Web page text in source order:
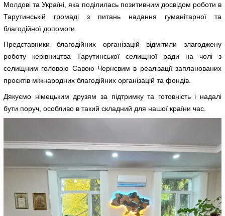
Молдові та Україні, яка поділилась позитивним досвідом роботи в
Тарутинській громаді з питань надання гуманітарної та
благодійної допомоги.
Представники благодійних організацій відмітили злагоджену
роботу керівництва Тарутинської селищної ради на чолі з
селищним головою Савою Чернєвим в реалізації запланованих
проєктів міжнародних благодійних організацій та фондів.
Дякуємо німецьким друзям за підтримку та готовність і надалі
бути поруч, особливо в такий складний для нашої країни час.